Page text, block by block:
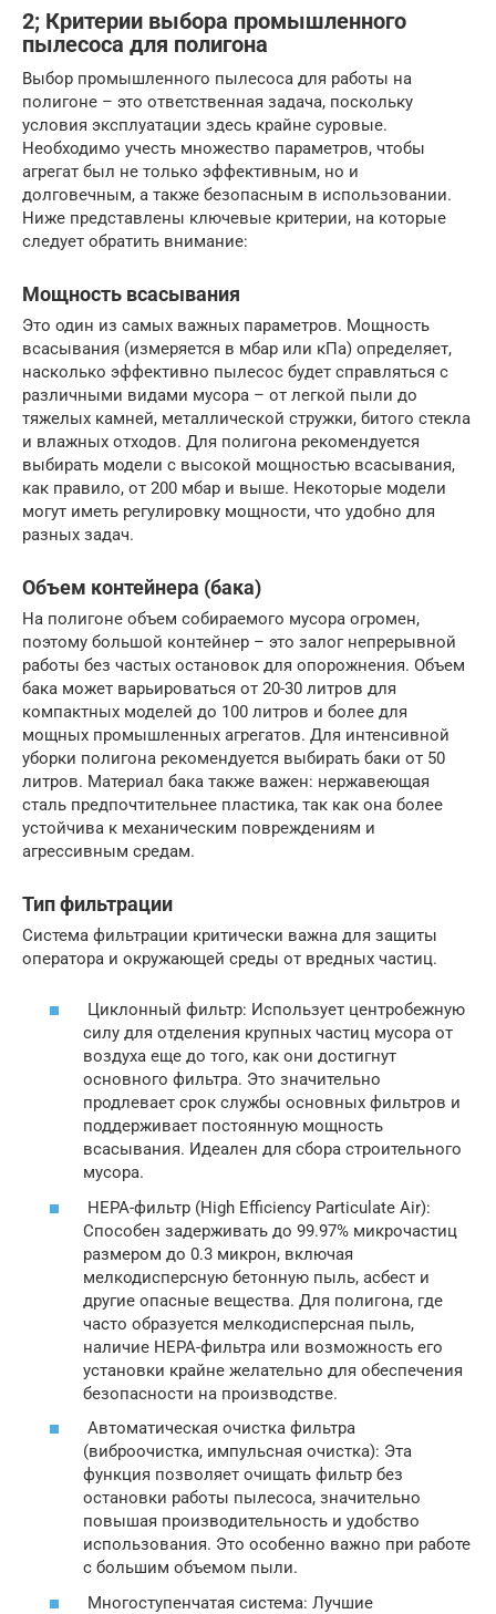
2; Критерии выбора промышленного
пылесоса для полигона
Выбор промышленного пылесоса для работы на
полигоне – это ответственная задача, поскольку
условия эксплуатации здесь крайне суровые.
Необходимо учесть множество параметров, чтобы
агрегат был не только эффективным, но и
долговечным, а также безопасным в использовании.
Ниже представлены ключевые критерии, на которые
следует обратить внимание:
Мощность всасывания
Это один из самых важных параметров. Мощность
всасывания (измеряется в мбар или кПа) определяет,
насколько эффективно пылесос будет справляться с
различными видами мусора – от легкой пыли до
тяжелых камней, металлической стружки, битого стекла
и влажных отходов. Для полигона рекомендуется
выбирать модели с высокой мощностью всасывания,
как правило, от 200 мбар и выше. Некоторые модели
могут иметь регулировку мощности, что удобно для
разных задач.
Объем контейнера (бака)
На полигоне объем собираемого мусора огромен,
поэтому большой контейнер – это залог непрерывной
работы без частых остановок для опорожнения. Объем
бака может варьироваться от 20-30 литров для
компактных моделей до 100 литров и более для
мощных промышленных агрегатов. Для интенсивной
уборки полигона рекомендуется выбирать баки от 50
литров. Материал бака также важен: нержавеющая
сталь предпочтительнее пластика, так как она более
устойчива к механическим повреждениям и
агрессивным средам.
Тип фильтрации
Система фильтрации критически важна для защиты
оператора и окружающей среды от вредных частиц.
Циклонный фильтр: Использует центробежную
силу для отделения крупных частиц мусора от
воздуха еще до того, как они достигнут
основного фильтра. Это значительно
продлевает срок службы основных фильтров и
поддерживает постоянную мощность
всасывания. Идеален для сбора строительного
мусора.
HEPA-фильтр (High Efficiency Particulate Air):
Способен задерживать до 99.97% микрочастиц
размером до 0.3 микрон, включая
мелкодисперсную бетонную пыль, асбест и
другие опасные вещества. Для полигона, где
часто образуется мелкодисперсная пыль,
наличие HEPA-фильтра или возможность его
установки крайне желательно для обеспечения
безопасности на производстве.
Автоматическая очистка фильтра
(виброочистка, импульсная очистка): Эта
функция позволяет очищать фильтр без
остановки работы пылесоса, значительно
повышая производительность и удобство
использования. Это особенно важно при работе
с большим объемом пыли.
Многоступенчатая система: Лучшие